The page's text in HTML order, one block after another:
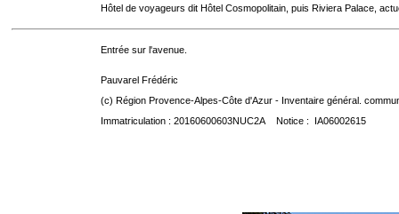
Hôtel de voyageurs dit Hôtel Cosmopolitain, puis Riviera Palace,
Entrée sur l'avenue.
Pauvarel Frédéric
(c) Région Provence-Alpes-Côte d'Azur - Inventaire général.
Immatriculation : 20160600603NUC2A Notice : IA06002615